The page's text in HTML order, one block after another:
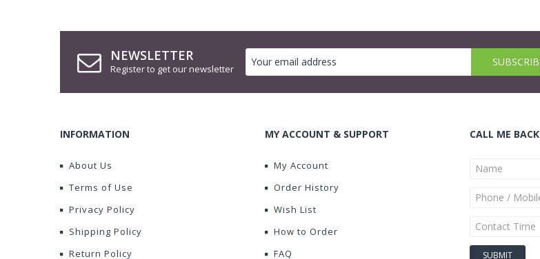
NEWSLETTER
Register to get our newsletter
INFORMATION
About Us
Terms of Use
Privacy Policy
Shipping Policy
Return Policy
MY ACCOUNT & SUPPORT
My Account
Order History
Wish List
How to Order
FAQ
CALL ME BACK